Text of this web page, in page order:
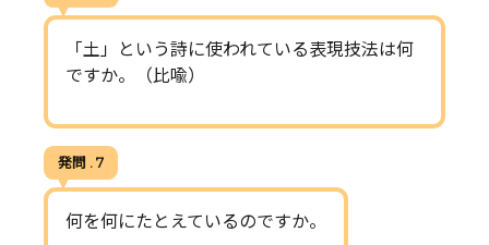
「土」という詩に使われている表現技法は何
ですか。（比喩）
発問 . 7
何を何にたとえているのですか。